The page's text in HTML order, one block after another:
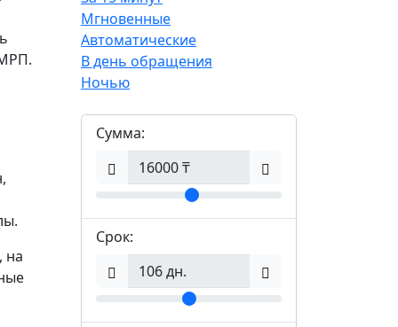
Мгновенные
Автоматические
В день обращения
Ночью
Сумма:
Срок:
на